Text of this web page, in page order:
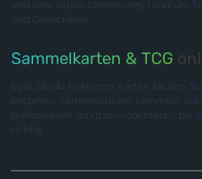
und eine aktive Community rund um
und Collectibles.
Sammelkarten & TCG
Egal, ob du Pokémon Karten kaufen,
bestellen, Sammelsticker sammeln
professionell schützen möchtest – bei
richtig.